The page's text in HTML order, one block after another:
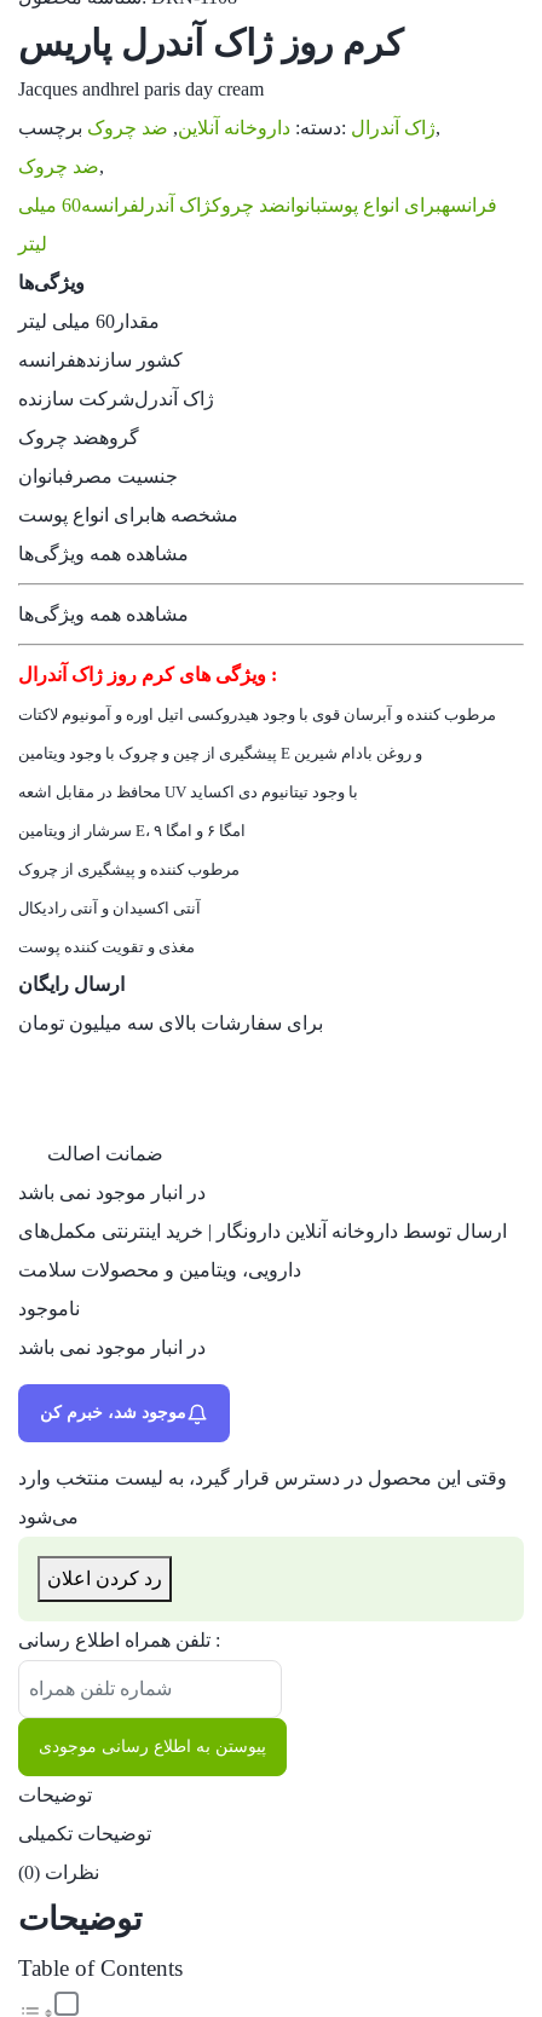
کرم روز ژاک آندرل پاریس
Jacques andhrel paris day cream
دسته: داروخانه آنلاین, ضد چروک برچسب: ژاک آندرال,
ضد چروک,
فرانسهبرای انواع پوستبانوانضد چروکژاک آندرلفرانسه60 میلی
لیتر
ویژگی‌ها
مقدار 60 میلی لیتر
کشور سازندهفرانسه
شرکت سازندهژاک آندرل
گروهضد چروک
جنسیت مصرفبانوان
مشخصه هابرای انواع پوست
مشاهده همه ویژگی‌ها
مشاهده همه ویژگی‌ها
ویژگی های کرم روز ژاک آندرال :
مرطوب کننده و آبرسان قوی با وجود هیدروکسی اتیل اوره و آمونیوم لاکتات
پیشگیری از چین و چروک با وجود ویتامین E و روغن بادام شیرین
محافظ در مقابل اشعه UV با وجود تیتانیوم دی اکساید
سرشار از ویتامین E، امگا ۶ و امگا ۹
مرطوب کننده و پیشگیری از چروک
آنتی اکسیدان و آنتی رادیکال
مغذی و تقویت کننده پوست
ارسال رایگان
برای سفارشات بالای سه میلیون تومان
ضمانت اصالت
در انبار موجود نمی باشد
ارسال توسط داروخانه آنلاین دارونگار | خرید اینترنتی مکمل‌های
دارویی، ویتامین و محصولات سلامت
ناموجود
در انبار موجود نمی باشد
موجود شد، خبرم کن
وقتی این محصول در دسترس قرار گیرد، به لیست منتخب وارد
می‌شود
رد کردن اعلان
تلفن همراه اطلاع رسانی :
پیوستن به اطلاع رسانی موجودی
توضیحات
توضیحات تکمیلی
نظرات (0)
توضیحات
Table of Contents